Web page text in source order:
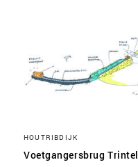
HOUTRIBDIJK
Voetgangersbrug Trintel